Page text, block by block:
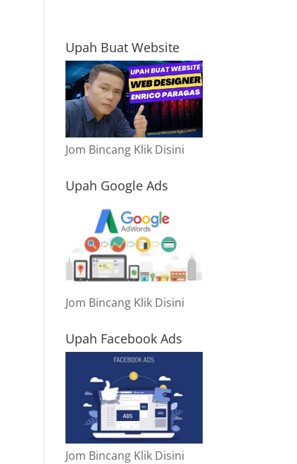
Upah Buat Website
Jom Bincang Klik Disini
Upah Google Ads
Jom Bincang Klik Disini
Upah Facebook Ads
Jom Bincang Klik Disini